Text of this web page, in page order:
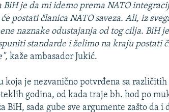
BiH je da mi idemo prema NATO
postati članica NATO saveza. Ali, iz
naznake odustajanja od tog cilja. BiH
standarde i želimo na kraju postati
kaže ambasador Jukić.
koja je nezvanično potvrđena sa različitih
godina, od kada traje bh. hod po
BiH, sada gube sve argumente zašto da i